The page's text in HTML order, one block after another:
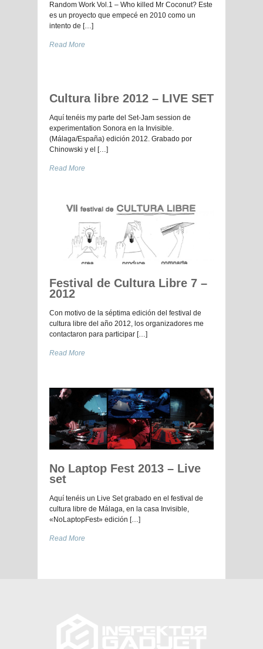
Random Work Vol.1 – Who killed Mr Coconut? Este
es un proyecto que empecé en 2010 como un
intento de […]
Read More
Cultura libre 2012 – LIVE SET
Aquí tenéis my parte del Set-Jam session de
experimentation Sonora en la Invisible.
(Málaga/España) edición 2012. Grabado por
Chinowski y el […]
Read More
Festival de Cultura Libre 7 –
2012
Con motivo de la séptima edición del festival de
cultura libre del año 2012, los organizadores me
contactaron para participar […]
Read More
No Laptop Fest 2013 – Live
set
Aquí tenéis un Live Set grabado en el festival de
cultura libre de Málaga, en la casa Invisible,
«NoLaptopFest» edición […]
Read More